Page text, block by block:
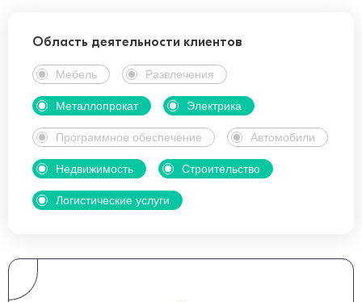
Область деятельности клиентов
Мебель Развлечения
Металлопрокат Электрика
Программное обеспечение Автомобили
Недвижимость Строительство
Логистические услуги